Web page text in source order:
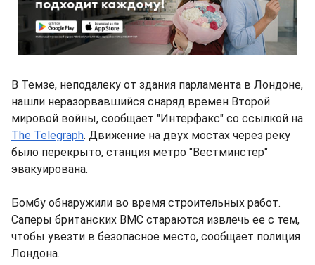
В Темзе, неподалеку от здания парламента в Лондоне,
нашли неразорвавшийся снаряд времен Второй
мировой войны, сообщает "Интерфакс" со ссылкой на
The Telegraph. Движение на двух мостах через реку
было перекрыто, станция метро "Вестминстер"
эвакуирована.
Бомбу обнаружили во время строительных работ.
Саперы британских ВМС стараются извлечь ее с тем,
чтобы увезти в безопасное место, сообщает полиция
Лондона.